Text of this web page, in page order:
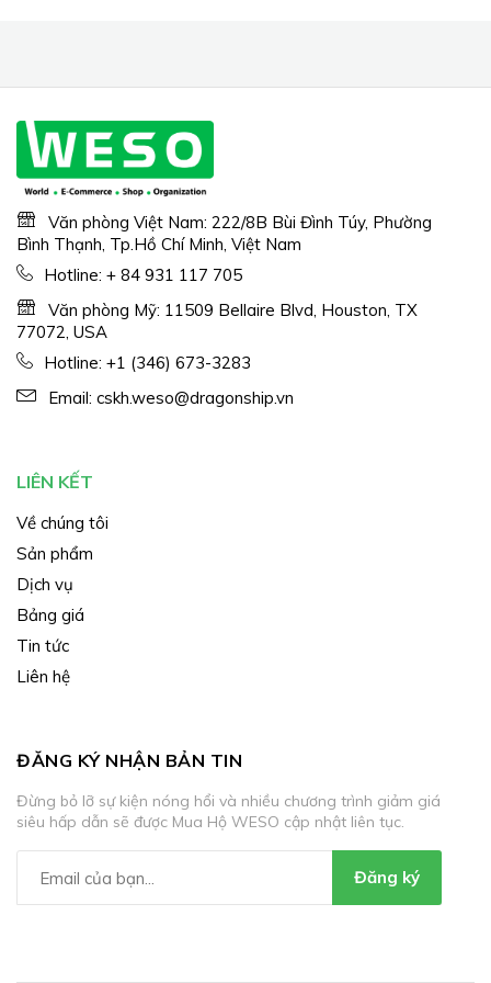
Văn phòng Việt Nam: 222/8B Bùi Đình Túy, Phường
Bình Thạnh, Tp.Hồ Chí Minh, Việt Nam
Hotline: + 84 931 117 705
Văn phòng Mỹ: 11509 Bellaire Blvd, Houston, TX
77072, USA
Hotline: +1 (346) 673-3283
Email: cskh.weso@dragonship.vn
LIÊN KẾT
Về chúng tôi
Sản phẩm
Dịch vụ
Bảng giá
Tin tức
Liên hệ
ĐĂNG KÝ NHẬN BẢN TIN
Đừng bỏ lỡ sự kiện nóng hổi và nhiều chương trình giảm giá
siêu hấp dẫn sẽ được Mua Hộ WESO cập nhật liên tục.
Đăng ký